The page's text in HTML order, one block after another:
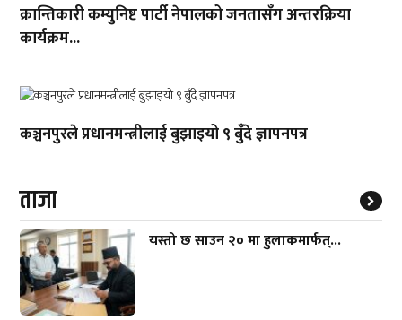
क्रान्तिकारी कम्युनिष्ट पार्टी नेपालको जनतासँग अन्तरक्रिया
कार्यक्रम...
कञ्चनपुरले प्रधानमन्त्रीलाई बुझाइयो ९ बुँदे ज्ञापनपत्र
ताजा
यस्तो छ साउन २० मा हुलाकमार्फत्...